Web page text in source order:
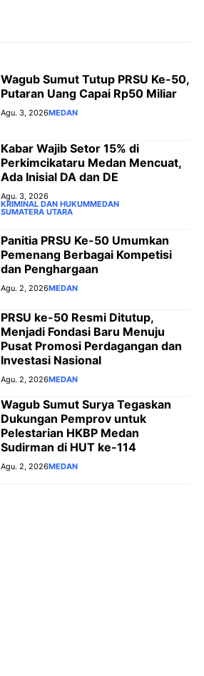
Wagub Sumut Tutup PRSU Ke-50,
Putaran Uang Capai Rp50 Miliar
Agu. 3, 2026MEDAN
‎Kabar Wajib Setor 15% di
Perkimcikataru Medan Mencuat,
Ada Inisial DA dan DE
Agu. 3, 2026
KRIMINAL DAN HUKUMMEDAN
SUMATERA UTARA
Panitia PRSU Ke-50 Umumkan
Pemenang Berbagai Kompetisi
dan Penghargaan
Agu. 2, 2026MEDAN
PRSU ke-50 Resmi Ditutup,
Menjadi Fondasi Baru Menuju
Pusat Promosi Perdagangan dan
Investasi Nasional
Agu. 2, 2026MEDAN
Wagub Sumut Surya Tegaskan
Dukungan Pemprov untuk
Pelestarian HKBP Medan
Sudirman di HUT ke-114
Agu. 2, 2026MEDAN